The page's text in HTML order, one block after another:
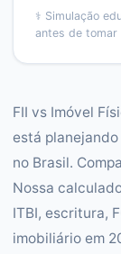
⚕️ Simulação
antes de tomar
FII vs Imóvel
está
no Brasil.
Nossa
ITBI, escritura,
imobiliário em